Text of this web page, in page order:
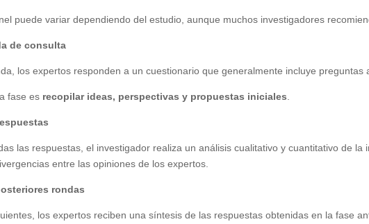
puede variar dependiendo del estudio, aunque muchos investigadores
de consulta
los expertos responden a un cuestionario que generalmente incluye preguntas
fase es recopilar ideas, perspectivas y propuestas iniciales
las respuestas, el investigador realiza un análisis cualitativo y cuantitativo de
entre las opiniones de los expertos.
rondas
los expertos reciben una síntesis de las respuestas obtenidas en la fase